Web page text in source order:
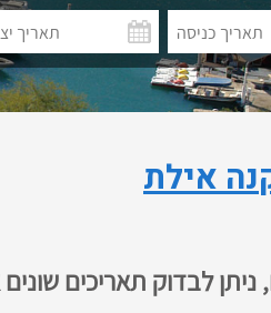
אילת
לבדוק תאריכים